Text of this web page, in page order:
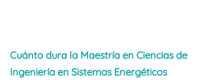
Cuánto dura la Maestría en Ciencias de
Ingeniería en Sistemas Energéticos